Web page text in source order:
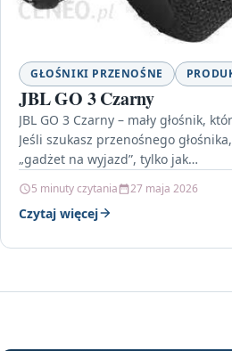
GŁOŚNIKI PRZENOŚNE
JBL GO 3 Czarny
JBL GO 3 Czarny – mały głośnik,
Jeśli szukasz przenośnego
„gadżet na wyjazd”, tylko jak…
5 minuty czytania 27 maja 2026
Czytaj więcej